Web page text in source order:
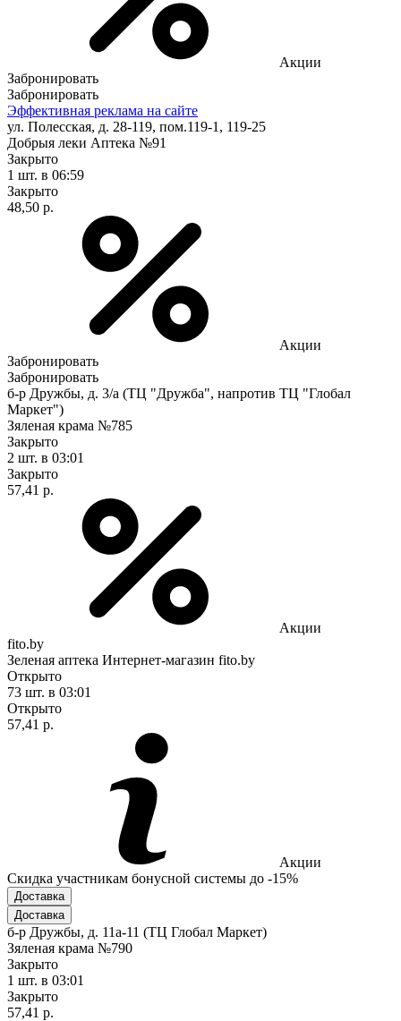
Акции
Забронировать
Забронировать
Эффективная реклама на сайте
ул. Полесская, д. 28-119, пом.119-1, 119-25
Добрыя леки Аптека №91
Закрыто
1 шт. в 06:59
Закрыто
48,50 р.
Акции
Забронировать
Забронировать
б-р Дружбы, д. 3/а (ТЦ "Дружба", напротив ТЦ "Глобал
Маркет")
Зяленая крама №785
Закрыто
2 шт. в 03:01
Закрыто
57,41 р.
Акции
fito.by
Зеленая аптека Интернет-магазин fito.by
Открыто
73 шт. в 03:01
Открыто
57,41 р.
Акции
Скидка участникам бонусной системы до -15%
Доставка
Доставка
б-р Дружбы, д. 11а-11 (ТЦ Глобал Маркет)
Зяленая крама №790
Закрыто
1 шт. в 03:01
Закрыто
57,41 р.